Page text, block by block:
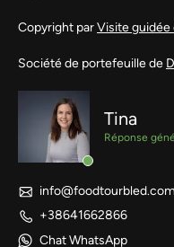
Copyright parVisite guidée
Société de portefeuille de
Tina
Réponse
info@foodtourbled.com
+38641662866
Chat WhatsApp